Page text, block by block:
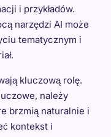
i przykładów.
narzędzi AI może
tematycznym i
kluczową rolę.
należy
brzmią naturalnie i
kontekst i